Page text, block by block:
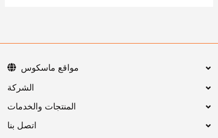
اتصل بنا
مواقع ماسكوس